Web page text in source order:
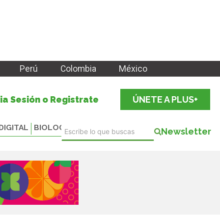
Perú Colombia México
Sesión o Registrate ÚNETE A PLUS+
BIOLOGICALS Newsletter